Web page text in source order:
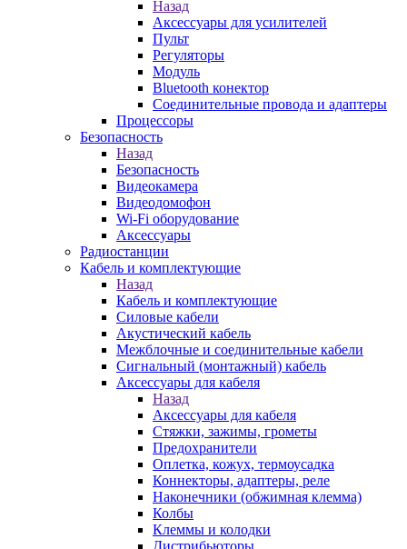
Назад
Аксессуары для усилителей
Пульт
Регуляторы
Модуль
Bluetooth конектор
Соединительные провода и адаптеры
Процессоры
Безопасность
Назад
Безопасность
Видеокамера
Видеодомофон
Wi-Fi оборудование
Аксессуары
Радиостанции
Кабель и комплектующие
Назад
Кабель и комплектующие
Силовые кабели
Акустический кабель
Межблочные и соединительные кабели
Сигнальный (монтажный) кабель
Аксессуары для кабеля
Назад
Аксессуары для кабеля
Стяжки, зажимы, грометы
Предохранители
Оплетка, кожух, термоусадка
Коннекторы, адаптеры, реле
Наконечники (обжимная клемма)
Колбы
Клеммы и колодки
Дистрибьюторы